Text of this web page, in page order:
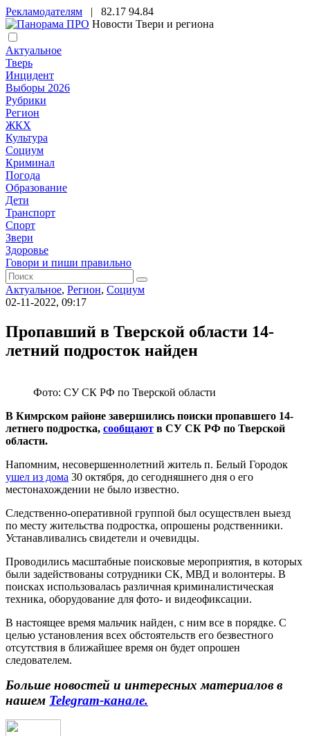
Рекламодателям | 82.17 94.84
Новости Твери и региона
Актуальное
Тверь
Инцидент
Выборы 2026
Рубрики
Регион
ЖКХ
Культура
Социум
Криминал
Погода
Образование
Дети
Транспорт
Спорт
Звери
Здоровье
Говори и пиши правильно
Актуальное, Регион, Социум
02-11-2022, 09:17
Пропавший в Тверской области 14-
летний подросток найден
Фото: СУ СК РФ по Тверской области
В Кимрском районе завершились поиски пропавшего 14-
летнего подростка, сообщают в СУ СК РФ по Тверской
области.
Напомним, несовершеннолетний житель п. Белый Городок
ушел из дома 30 октября, до сегодняшнего дня о его
местонахождении не было известно.
Следственно-оперативной группой был осуществлен выезд
по месту жительства подростка, опрошены родственники.
Устанавливались свидетели и очевидцы.
Проводились масштабные поисковые мероприятия, в которых
были задействованы сотрудники СК, МВД и волонтеры. В
поисках использовалась различная криминалистическая
техника, оборудование для фото- и видеофиксации.
В настоящее время мальчик найден, с ним все в порядке. С
целью установления всех обстоятельств его безвестного
отсутствия в ближайшее время он будет опрошен
следователем.
Больше новостей и интересных материалов в
нашем Telegram-канале.